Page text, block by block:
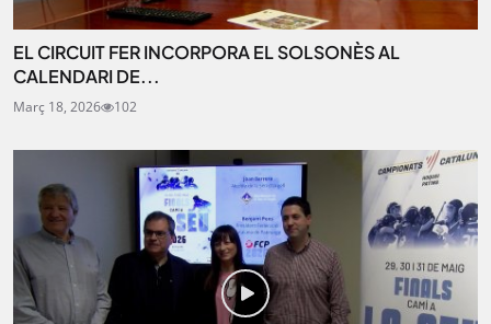
EL CIRCUIT FER INCORPORA EL SOLSONÈS AL
CALENDARI DE...
Març 18, 2026 102